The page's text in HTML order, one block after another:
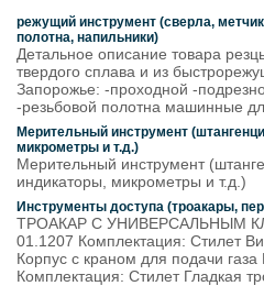
режущий инструмент (сверла,
полотна, напильники)
Детальное описание товара
твердого сплава и из
Запорожье: -проходной -
-резьбовой полотна машинные
Мерительный инструмент
микрометры и т.д.)
Мерительный инструмент
индикаторы, микрометры и т.д.)
Инструменты доступа (троакары,
ТРОАКАР С УНИВЕРСАЛЬНЫМ
01.1207 Комплектация: Стилет
Корпус с краном для подачи
Комплектация: Стилет Гладкая